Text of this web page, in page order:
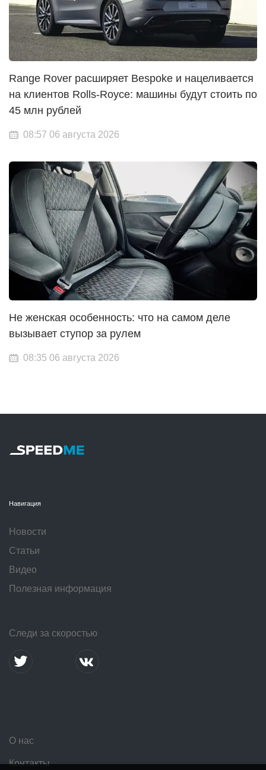
Range Rover расширяет Bespoke и нацеливается
на клиентов Rolls-Royce: машины будут стоить по
45 млн рублей
08:57 06 августа 2026
Не женская особенность: что на самом деле
вызывает ступор за рулем
08:35 06 августа 2026
Навигация
Новости
Статьи
Видео
Полезная информация
Следи за скоростью
О нас
Контакты